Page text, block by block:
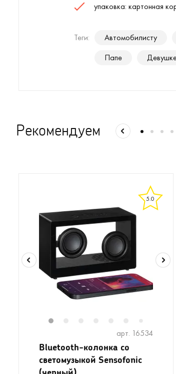
упаковка: картонная
Теги: Автомобилисту
Папе
Рекомендуем
5.0
арт. 16534
Bluetooth-колонка со
светомузыкой Sensofonic